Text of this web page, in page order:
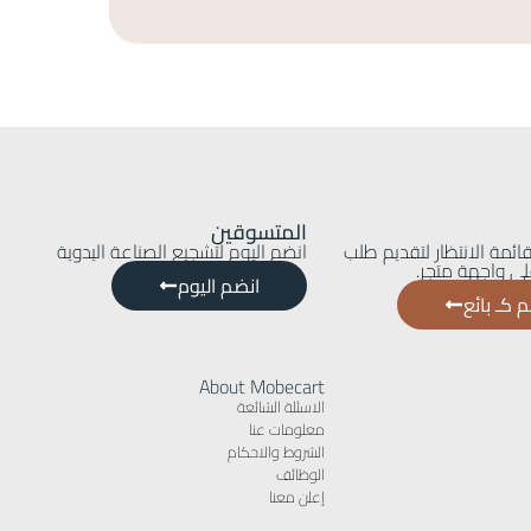
الانتظار لتقديم طلب
واجهة متجر.
كـ بائع
المتسوقين
انضم اليوم لتشجيع الصناعة اليدوية
انضم اليوم
About Mobecart
الاسئلة الشائعة
معلومات عنا
الشروط والاحكام
الوظائف
إعلن معنا